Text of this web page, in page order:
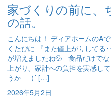
家づくりの前に、
の話。
こんにちは！ ディアホームのA
くたびに 『また値上がりしてる
が増えましたね💦 食品だけでな
上がり、家計への負担を実感し
うか･･･(´ […]
2026年5月2日